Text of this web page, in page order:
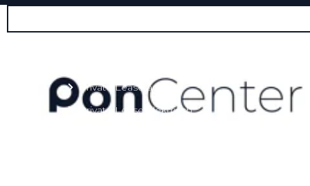
Private Lease acties
Private Lease elektrisch